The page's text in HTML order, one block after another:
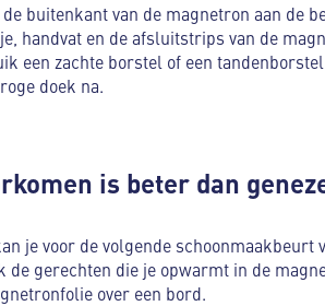
buitenkant van de magnetron aan de
handvat en de afsluitstrips van de
een zachte borstel of een
doek na.
is beter dan
je voor de volgende schoonmaakbeurt
de gerechten die je opwarmt in de
over een bord.